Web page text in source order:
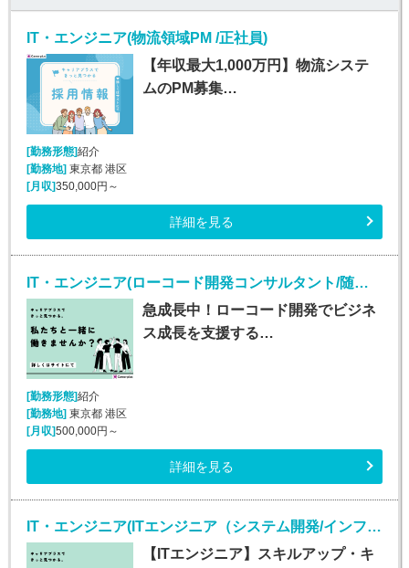
IT・エンジニア(物流領域PM /正社員)
【年収最大1,000万円】物流システ
ムのPM募集…
[勤務形態]紹介
[勤務地]東京都 港区
[月収]350,000円～
詳細を見る
IT・エンジニア(ローコード開発コンサルタント/随時入社/正社員)
急成長中！ローコード開発でビジネ
ス成長を支援する…
[勤務形態]紹介
[勤務地]東京都 港区
[月収]500,000円～
詳細を見る
IT・エンジニア(ITエンジニア（システム開発/インフラ/Webエンジニア）)
【ITエンジニア】スキルアップ・キ